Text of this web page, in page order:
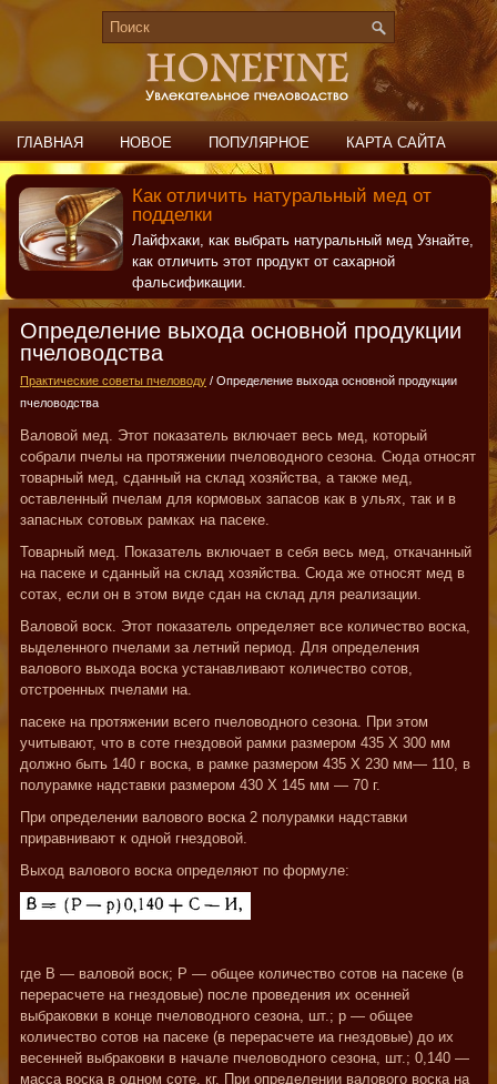
ГЛАВНАЯ НОВОЕ ПОПУЛЯРНОЕ КАРТА САЙТА
ПОИСК КОНТАКТЫ
Как отличить натуральный мед от
подделки
Лайфхаки, как выбрать натуральный мед Узнайте,
как отличить этот продукт от сахарной
фальсификации.
Определение выхода основной продукции
пчеловодства
Практические советы пчеловоду / Определение выхода основной продукции
пчеловодства
Валовой мед. Этот показатель включает весь мед, который
собрали пчелы на протяжении пчеловодного сезона. Сюда относят
товарный мед, сданный на склад хозяйства, а также мед,
оставленный пчелам для кормовых запасов как в ульях, так и в
запасных сотовых рамках на пасеке.
Товарный мед. Показатель включает в себя весь мед, откачанный
на пасеке и сданный на склад хозяйства. Сюда же относят мед в
сотах, если он в этом виде сдан на склад для реализации.
Валовой воск. Этот показатель определяет все количество воска,
выделенного пчелами за летний период. Для определения
валового выхода воска устанавливают количество сотов,
отстроенных пчелами на.
пасеке на протяжении всего пчеловодного сезона. При этом
учитывают, что в соте гнездовой рамки размером 435 X 300 мм
должно быть 140 г воска, в рамке размером 435 X 230 мм— 110, в
полурамке надставки размером 430 X 145 мм — 70 г.
При определении валового воска 2 полурамки надставки
приравнивают к одной гнездовой.
Выход валового воска определяют по формуле:
где В — валовой воск; Р — общее количество сотов на пасеке (в
перерасчете на гнездовые) после проведения их осенней
выбраковки в конце пчеловодного сезона, шт.; р — общее
количество сотов на пасеке (в перерасчете иа гнездовые) до их
весенней выбраковки в начале пчеловодного сезона, шт.; 0,140 —
масса воска в одном соте, кг. При определении валового воска на